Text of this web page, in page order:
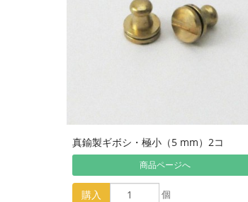
真鍮製ギボシ・極小（5 mm）2コ
商品ページへ
購入 個